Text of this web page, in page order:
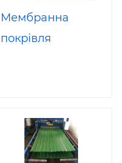
Мембранна
покрівля